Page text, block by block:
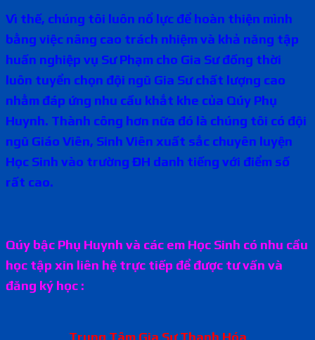
Vì thế, chúng tôi luôn nổ lực để hoàn thiện mình
bằng việc nâng cao trách nhiệm và khả năng tập
huấn nghiệp vụ Sư Phạm cho Gia Sư đồng thời
luôn tuyển chọn đội ngũ Gia Sư chất lượng cao
nhằm đáp ứng nhu cầu khắt khe của Qúy Phụ
Huynh. Thành công hơn nữa đó là chúng tôi có đội
ngũ Giáo Viên, Sinh Viên xuất sắc chuyên luyện
Học Sinh vào trường ĐH danh tiếng với điểm số
rất cao.
Qúy bậc Phụ Huynh và các em Học Sinh có nhu cầu
học tập xin liên hệ trực tiếp để được tư vấn và
đăng ký học :
Trung Tâm Gia Sư Thanh Hóa